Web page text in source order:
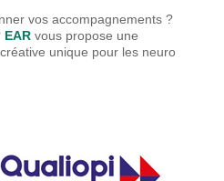
vos accompagnements ?
EAR vous propose une
unique pour les neuro